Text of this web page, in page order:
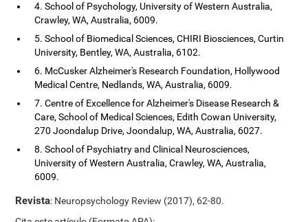
4. School of Psychology, University of Western Australia,
Crawley, WA, Australia, 6009.
5. School of Biomedical Sciences, CHIRI Biosciences, Curtin
University, Bentley, WA, Australia, 6102.
6. McCusker Alzheimer's Research Foundation, Hollywood
Medical Centre, Nedlands, WA, Australia, 6009.
7. Centre of Excellence for Alzheimer's Disease Research &
Care, School of Medical Sciences, Edith Cowan University,
270 Joondalup Drive, Joondalup, WA, Australia, 6027.
8. School of Psychiatry and Clinical Neurosciences,
University of Western Australia, Crawley, WA, Australia,
6009.
Revista: Neuropsychology Review (2017), 62-80.